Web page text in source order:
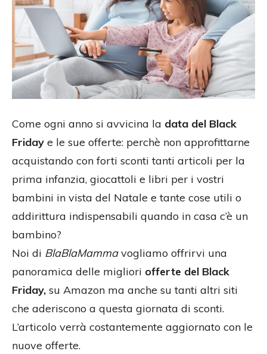
Come ogni anno si avvicina la data del Black
Friday e le sue offerte: perchè non approfittarne
acquistando con forti sconti tanti articoli per la
prima infanzia, giocattoli e libri per i vostri
bambini in vista del Natale e tante cose utili o
addirittura indispensabili quando in casa c’è un
bambino?
Noi di BlaBlaMammavogliamo offrirvi una
panoramica delle migliori offerte del Black
Friday, su Amazon ma anche su tanti altri siti
che aderiscono a questa giornata di sconti.
L’articolo verrà costantemente aggiornato con le
nuove offerte.